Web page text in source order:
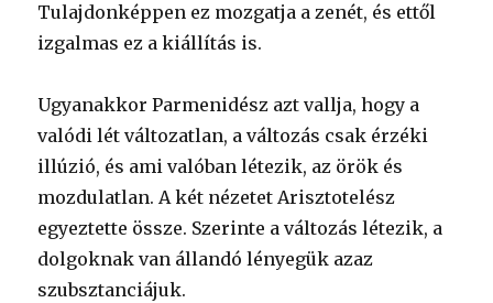
Tulajdonképpen ez mozgatja a zenét, és ettől
izgalmas ez a kiállítás is.
Ugyanakkor Parmenidész azt vallja, hogy a
valódi lét változatlan, a változás csak érzéki
illúzió, és ami valóban létezik, az örök és
mozdulatlan. A két nézetet Arisztotelész
egyeztette össze. Szerinte a változás létezik, a
dolgoknak van állandó lényegük azaz
szubsztanciájuk.